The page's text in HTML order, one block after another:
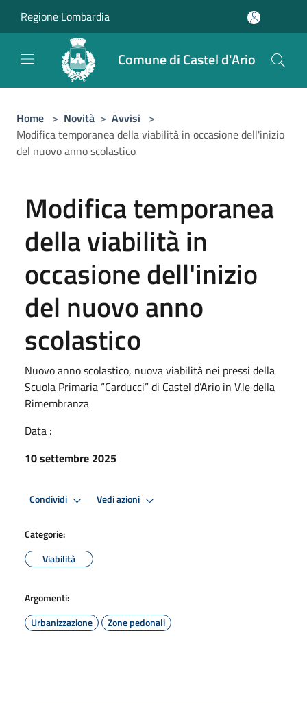
Regione Lombardia
Comune di Castel d'Ario
Home > Novità > Avvisi >
Modifica temporanea della viabilità in occasione dell'inizio
del nuovo anno scolastico
Modifica temporanea
della viabilità in
occasione dell'inizio
del nuovo anno
scolastico
Nuovo anno scolastico, nuova viabilità nei pressi della
Scuola Primaria “Carducci” di Castel d’Ario in V.le della
Rimembranza
Data :
10 settembre 2025
Condividi Vedi azioni
Categorie:
Viabilità
Argomenti:
Urbanizzazione
Zone pedonali